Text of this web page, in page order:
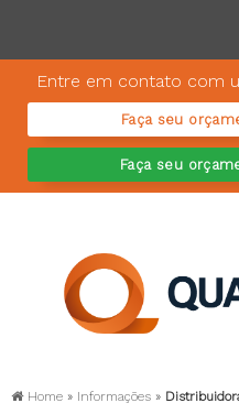
Entre em contato com
Faça seu
Faça seu
Home » Informações »